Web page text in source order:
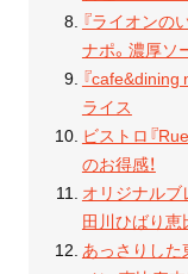
『ライオンの
ナポ。濃厚ソ
『
ライス
ビストロ『
のお得感！
オリジナルブ
田川ひばり恵
あっさりした